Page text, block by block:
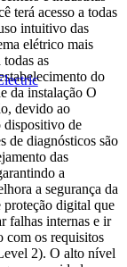
terá acesso a todas
intuitivo das
elétrico mais
as
do
da instalação O
devido ao
dispositivo de
de diagnósticos são
das
a
a segurança da
digital que
falhas internas e ir
com os requisitos
2). O alto nível